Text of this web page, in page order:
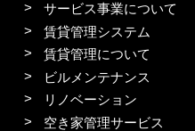
サービス事業について
賃貸管理システム
賃貸管理について
ビルメンテナンス
リノベーション
空き家管理サービス